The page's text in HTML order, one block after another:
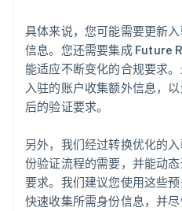
具体来说，您可能需要更新
信息。您还需要集成 Future
能适应不断变化的合规要求
入驻的账户收集额外信息，
后的验证要求。
另外，我们经过转换优化的
份验证流程的需要，并能动
要求。我们建议您使用这些
快速收集所需身份信息，并